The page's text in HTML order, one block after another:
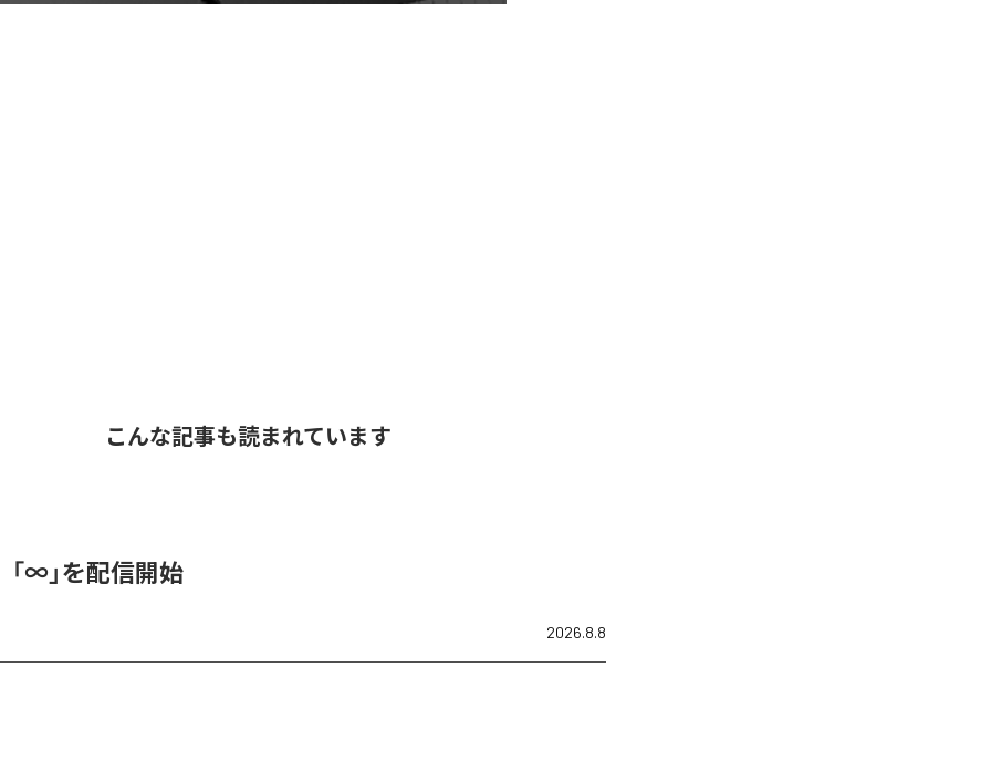
こんな記事も読まれています
∞」を配信開始
2026.8.8